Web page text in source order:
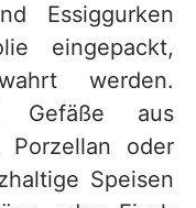
Essiggurken
eingepackt,
werden.
Gefäße aus
Porzellan oder
Speisen